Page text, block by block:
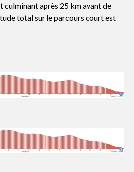
culminant après 25 km avant de
total sur le parcours court est